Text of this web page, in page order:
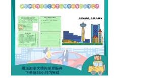
大
ATIA
認